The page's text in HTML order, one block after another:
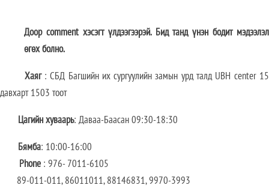
Доор comment хэсэгт үлдээгээрэй. Бид танд үнэн бодит мэдээлэл
өгөх болно.
Хаяг: СБД Багшийн их сургуулийн замын урд талд UBH center 15
давхарт 1503 тоот
Цагийн хуваарь: Даваа-Баасан 09:30-18:30
Бямба: 10:00-16:00
Phone : 976- 7011-6105
89-011-011, 86011011, 88146831, 9970-3993